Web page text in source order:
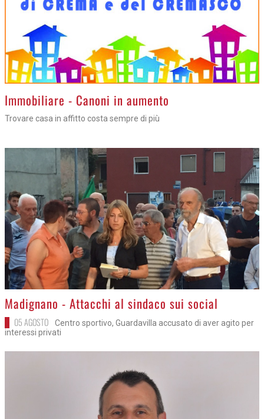
>Immobiliare - Canoni in aumento
Trovare casa in affitto costa sempre di più
>Madignano - Attacchi al sindaco sui social
05 AGOSTO
Centro sportivo, Guardavilla accusato di aver agito per
interessi privati